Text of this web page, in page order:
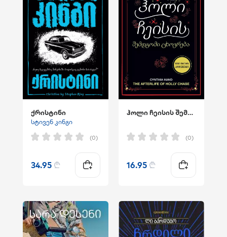
ქრისტინი
სტივენ კინგი
(0)
34.95 ₾
ჰოლი ჩეისის შემდგომი ცხოვრება
(0)
16.95 ₾